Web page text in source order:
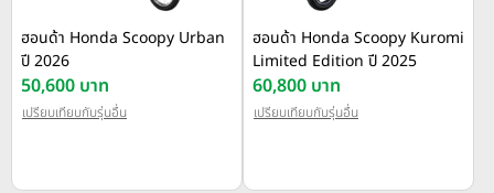
ฮอนด้า Honda Scoopy Urban
ปี 2026
50,600 บาท
เปรียบเทียบกับรุ่นอื่น
ฮอนด้า Honda Scoopy Kuromi
Limited Edition ปี 2025
60,800 บาท
เปรียบเทียบกับรุ่นอื่น